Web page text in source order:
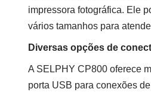
impressora fotográfica. Ele
vários tamanhos para
Diversas opções de
A SELPHY CP800 oferece
porta USB para conexões